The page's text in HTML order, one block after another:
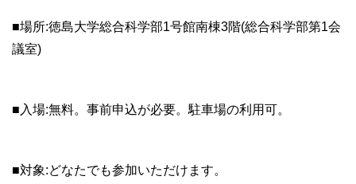
■場所:徳島大学総合科学部1号館南棟3階(総合科学部第1会
議室)
■入場:無料。事前申込が必要。駐車場の利用可。
■対象:どなたでも参加いただけます。